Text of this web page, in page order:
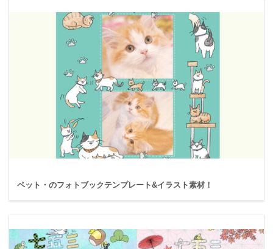
ペット・のフォトブックテンプレート&イラスト素材！